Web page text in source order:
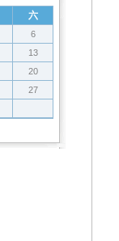
六
6
13
20
27